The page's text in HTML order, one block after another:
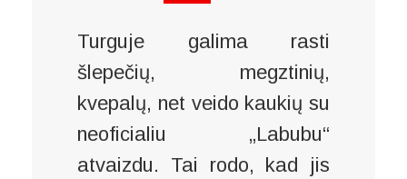
Turguje galima rasti
šlepečių, megztinių,
kvepalų, net veido kaukių su
neoficialiu „Labubu“
atvaizdu. Tai rodo, kad jis